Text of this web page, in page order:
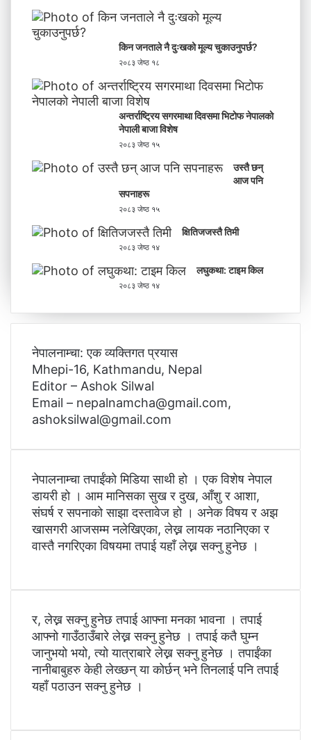
किन जनताले नै दुःखको मूल्य चुकाउनुपर्छ?
२०८३ जेष्ठ १८
अन्तर्राष्ट्रिय सगरमाथा दिवसमा भिटाेफ नेपालकाे
नेपाली बाजा विशेष
२०८३ जेष्ठ १५
उस्तै छन्
आज पनि
सपनाहरू
२०८३ जेष्ठ १५
क्षितिजजस्तै तिमी
२०८३ जेष्ठ १४
लघुकथा: टाइम किल
२०८३ जेष्ठ १४
नेपालनाम्चा: एक व्यक्तिगत प्रयास
Mhepi-16, Kathmandu, Nepal
Editor – Ashok Silwal
Email – nepalnamcha@gmail.com,
ashoksilwal@gmail.com
नेपालनाम्चा तपाईंको मिडिया साथी हो । एक विशेष नेपाल
डायरी हो । आम मानिसका सुख र दुख, आँशु र आशा,
संघर्ष र सपनाको साझा दस्तावेज हो । अनेक विषय र अझ
खासगरी आजसम्म नलेखिएका, लेख्न लायक नठानिएका र
वास्तै नगरिएका विषयमा तपाई यहाँ लेख्न सक्नु हुनेछ ।
र, लेख्न सक्नु हुनेछ तपाई आफ्ना मनका भावना । तपाई
आफ्नो गाउँठाउँबारे लेख्न सक्नु हुनेछ । तपाई कतै घुम्न
जानुभयो भयो, त्यो यात्राबारे लेख्न सक्नु हुनेछ । तपाईंका
नानीबाबुहरु केही लेख्छन् या कोर्छन् भने तिनलाई पनि तपाई
यहाँ पठाउन सक्नु हुनेछ ।